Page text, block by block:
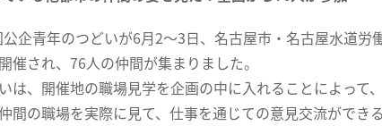
企青年のつどいが6月2～3日、名古屋市・名古屋水道労
催され、76人の仲間が集まりました。
は、開催地の職場見学を企画の中に入れることによって
間の職場を実際に見て、仕事を通じての意見交流ができ